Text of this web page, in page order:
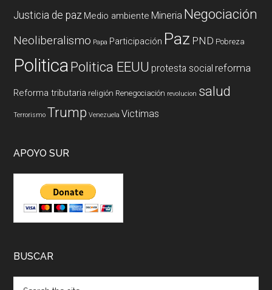
Justicia de paz Medio ambiente Mineria Negociación
Neoliberalismo Papa Participación Paz PND Pobreza
PoliticaPolitica EEUU protesta social reforma
Reforma tributaria religión Renegociación revolucion salud
Terrorismo Trump Venezuela Victimas
APOYO SUR
BUSCAR